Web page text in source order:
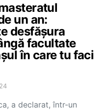
un an:
desfășura
facultate
în care tu faci
a declarat, într-un